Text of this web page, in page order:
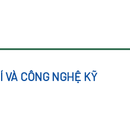
VÀ CÔNG NGHỆ KỸ